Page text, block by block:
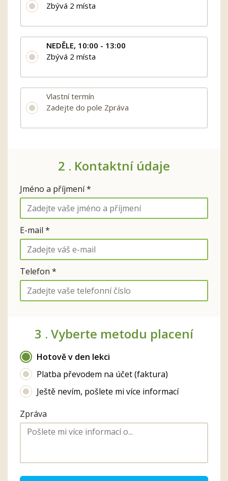
Zbývá 2 místa
NEDĚLE, 10:00 - 13:00
Zbývá 2 místa
Vlastní termín
Zadejte do pole Zpráva
2 . Kontaktní údaje
Jméno a příjmení *
E-mail *
Telefon *
3 . Vyberte metodu placení
Hotově v den lekci
Platba převodem na účet (faktura)
Ještě nevím, pošlete mi více informací
Zpráva